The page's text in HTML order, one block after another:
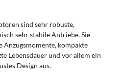
sind sehr robuste,
sehr stabile Antriebe. Sie
Anzugsmomente, kompakte
Lebensdauer und vor allem ein
Design aus.